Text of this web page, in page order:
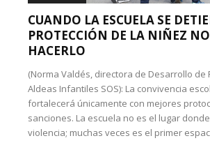
CUANDO LA ESCUELA SE
PROTECCIÓN DE LA NIÑEZ
HACERLO
(Norma Valdés, directora de Desarrollo de
Aldeas Infantiles SOS): La convivencia
fortalecerá únicamente con mejores
sanciones. La escuela no es el lugar
violencia; muchas veces es el primer